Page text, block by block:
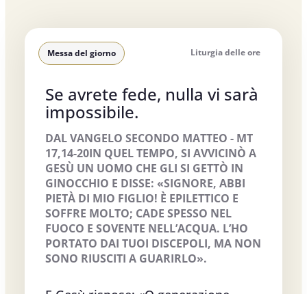
Messa del giorno Liturgia delle ore
Se avrete fede, nulla vi sarà
impossibile.
DAL VANGELO SECONDO MATTEO - MT
17,14-20IN QUEL TEMPO, SI AVVICINÒ A
GESÙ UN UOMO CHE GLI SI GETTÒ IN
GINOCCHIO E DISSE: «SIGNORE, ABBI
PIETÀ DI MIO FIGLIO! È EPILETTICO E
SOFFRE MOLTO; CADE SPESSO NEL
FUOCO E SOVENTE NELL’ACQUA. L’HO
PORTATO DAI TUOI DISCEPOLI, MA NON
SONO RIUSCITI A GUARIRLO».